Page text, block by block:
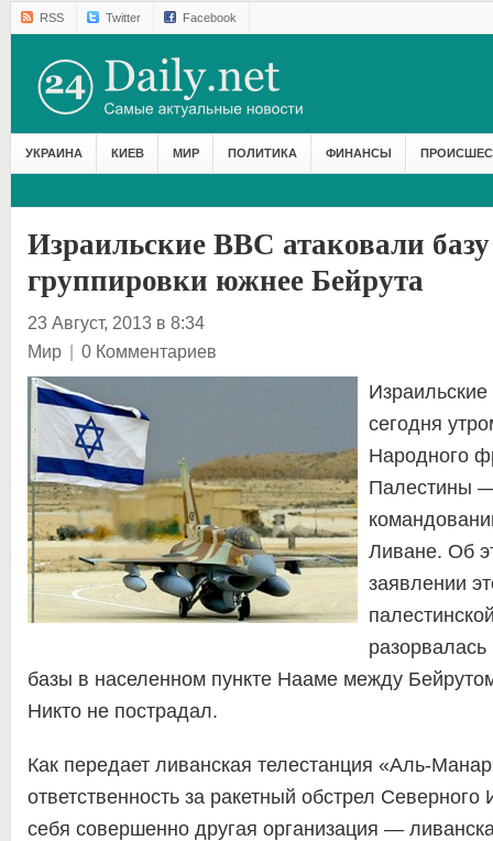
RSS Twitter Facebook
УКРАИНА КИЕВ МИР ПОЛИТИКА ФИНАНСЫ
Израильские ВВС атаковали
группировки южнее Бейрута
23 Август, 2013 в 8:34
Мир | 0 Комментариев
сегодня
Народного
Палестины
Ливане. Об
заявлении
базы в населенном пункте Нааме между
Никто не пострадал.
Как передает ливанская телестанция «Аль-
ответственность за ракетный обстрел
себя совершенно другая организация —